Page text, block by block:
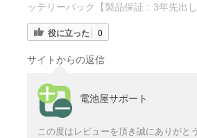
ッテリーパック【製品保証：3年先出
役に立った 0
サイトからの返信
電池屋サポート
この度はレビューを頂き誠にありがと